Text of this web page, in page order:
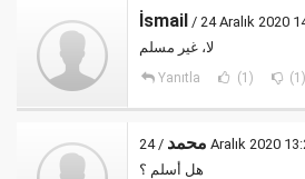
İsmail / 24 Aralık 2020
لا، غير مسلم
Yanıtla (1) (1)
محمد / 24 Aralık 2020
هل أسلم ؟